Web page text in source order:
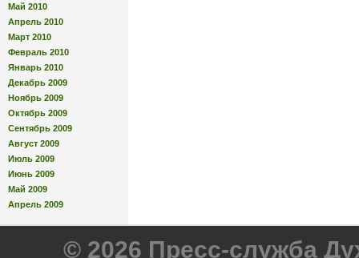
Май 2010
Апрель 2010
Март 2010
Февраль 2010
Январь 2010
Декабрь 2009
Ноябрь 2009
Октябрь 2009
Сентябрь 2009
Август 2009
Июль 2009
Июнь 2009
Май 2009
Апрель 2009
© 2026 Пресс-служба